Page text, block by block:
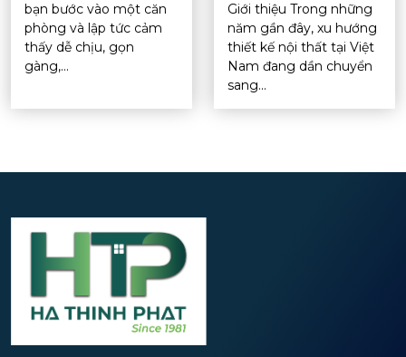
bạn bước vào một căn
phòng và lập tức cảm
thấy dễ chịu, gọn
gàng,...
Giới thiệu Trong những
năm gần đây, xu hướng
thiết kế nội thất tại Việt
Nam đang dần chuyển
sang...